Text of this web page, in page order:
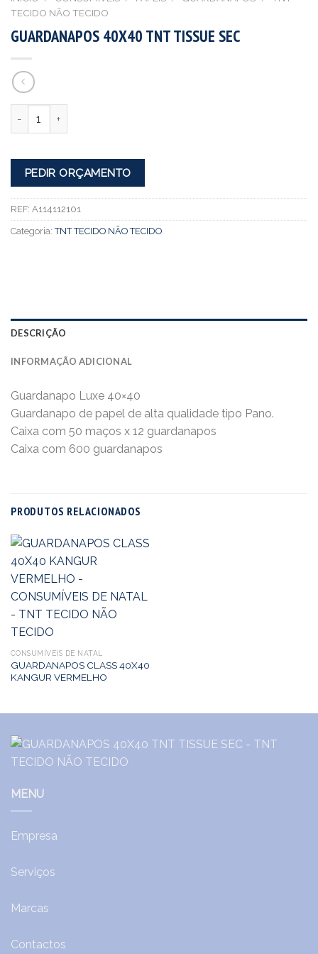
TECIDO NÃO TECIDO
GUARDANAPOS 40X40 TNT TISSUE SEC
PEDIR ORÇAMENTO
REF: A114112101
Categoria:TNT TECIDO NÃO TECIDO
DESCRIÇÃO
INFORMAÇÃO ADICIONAL
Guardanapo Luxe 40×40
Guardanapo de papel de alta qualidade tipo Pano.
Caixa com 50 maços x 12 guardanapos
Caixa com 600 guardanapos
PRODUTOS RELACIONADOS
CONSUMÍVEIS DE NATAL
GUARDANAPOS CLASS 40X40
KANGUR VERMELHO
MENU
Empresa
Serviços
Marcas
Contactos